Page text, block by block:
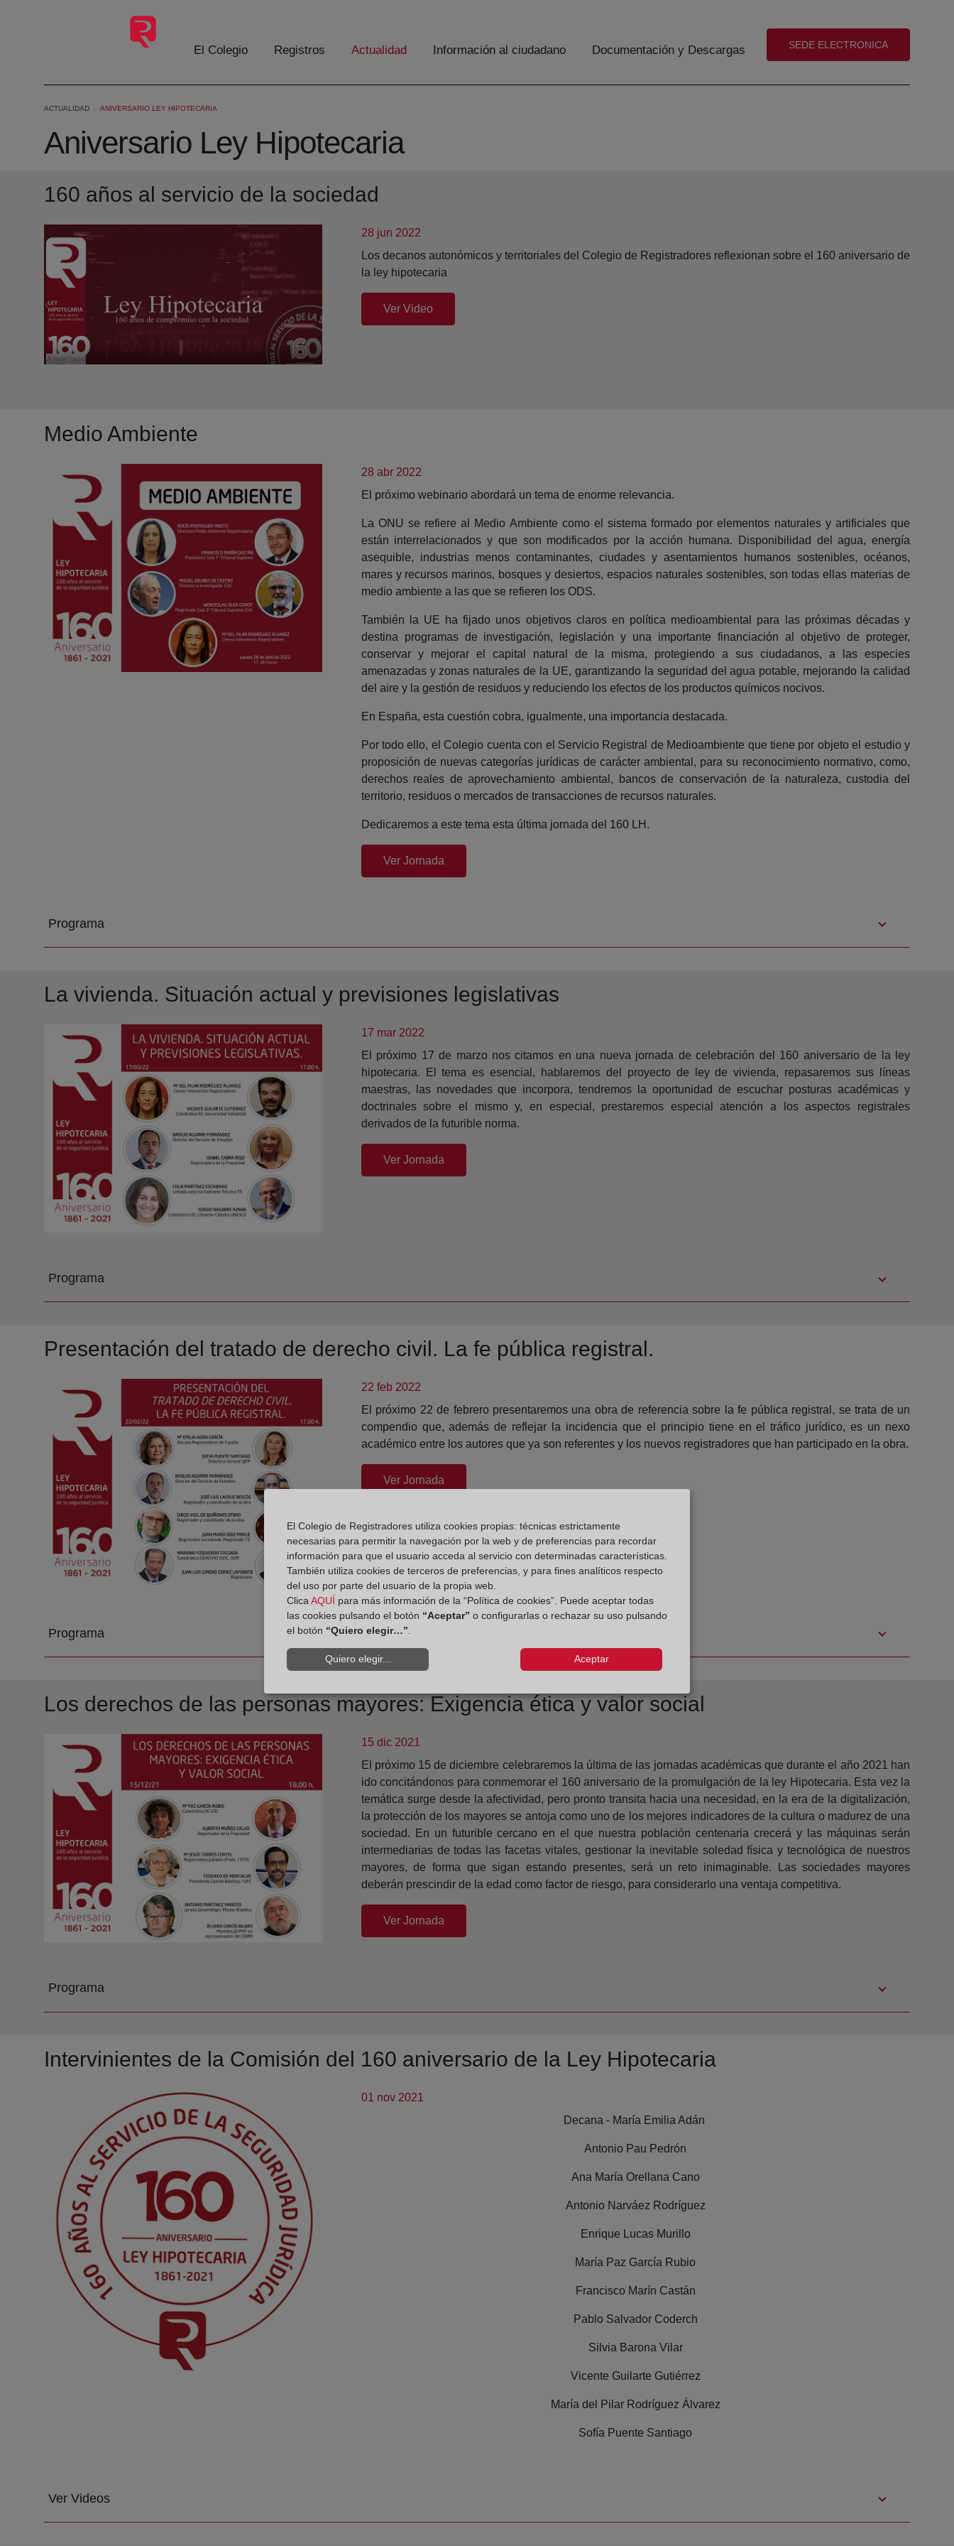
Saltar al contenido principal
El Colegio Registros Actualidad Información al ciudadano Documentación y Descargas (abre en nueva ventana)
SEDE ELECTRONICA
ACTUALIDAD ANIVERSARIO LEY HIPOTECARIA
Aniversario Ley Hipotecaria
160 años al servicio de la sociedad
28 jun 2022
Los decanos autonómicos y territoriales del Colegio de Registradores reflexionan sobre el 160 aniversario de
la ley hipotecaria
(abre en nueva ventana)
Ver Video
Medio Ambiente
28 abr 2022
El próximo webinario abordará un tema de enorme relevancia.
La ONU se refiere al Medio Ambiente como el sistema formado por elementos naturales y artificiales que
están interrelacionados y que son modificados por la acción humana. Disponibilidad del agua, energía
asequible, industrias menos contaminantes, ciudades y asentamientos humanos sostenibles, océanos,
mares y recursos marinos, bosques y desiertos, espacios naturales sostenibles, son todas ellas materias de
medio ambiente a las que se refieren los ODS.
También la UE ha fijado unos objetivos claros en política medioambiental para las próximas décadas y
destina programas de investigación, legislación y una importante financiación al objetivo de proteger,
conservar y mejorar el capital natural de la misma, protegiendo a sus ciudadanos, a las especies
amenazadas y zonas naturales de la UE, garantizando la seguridad del agua potable, mejorando la calidad
del aire y la gestión de residuos y reduciendo los efectos de los productos químicos nocivos.
En España, esta cuestión cobra, igualmente, una importancia destacada.
Por todo ello, el Colegio cuenta con el Servicio Registral de Medioambiente que tiene por objeto el estudio y
proposición de nuevas categorías jurídicas de carácter ambiental, para su reconocimiento normativo, como,
derechos reales de aprovechamiento ambiental, bancos de conservación de la naturaleza, custodia del
territorio, residuos o mercados de transacciones de recursos naturales.
Dedicaremos a este tema esta última jornada del 160 LH.
(abre en nueva ventana)
Ver Jornada
Programa
La vivienda. Situación actual y previsiones legislativas
17 mar 2022
El próximo 17 de marzo nos citamos en una nueva jornada de celebración del 160 aniversario de la ley
hipotecaria. El tema es esencial, hablaremos del proyecto de ley de vivienda, repasaremos sus líneas
maestras, las novedades que incorpora, tendremos la oportunidad de escuchar posturas académicas y
doctrinales sobre el mismo y, en especial, prestaremos especial atención a los aspectos registrales
derivados de la futurible norma.
(abre en nueva ventana)
Ver Jornada
Programa
Presentación del tratado de derecho civil. La fe pública registral.
22 feb 2022
El próximo 22 de febrero presentaremos una obra de referencia sobre la fe pública registral, se trata de un
compendio que, además de reflejar la incidencia que el principio tiene en el tráfico jurídico, es un nexo
académico entre los autores que ya son referentes y los nuevos registradores que han participado en la obra.
(abre en nueva ventana)
Ver Jornada
Programa
Los derechos de las personas mayores: Exigencia ética y valor social
15 dic 2021
El próximo 15 de diciembre celebraremos la última de las jornadas académicas que durante el año 2021 han
ido concitándonos para conmemorar el 160 aniversario de la promulgación de la ley Hipotecaria. Esta vez la
temática surge desde la afectividad, pero pronto transita hacia una necesidad, en la era de la digitalización,
la protección de los mayores se antoja como uno de los mejores indicadores de la cultura o madurez de una
sociedad. En un futurible cercano en el que nuestra población centenaria crecerá y las máquinas serán
intermediarias de todas las facetas vitales, gestionar la inevitable soledad física y tecnológica de nuestros
mayores, de forma que sigan estando presentes, será un reto inimaginable. Las sociedades mayores
deberán prescindir de la edad como factor de riesgo, para considerarlo una ventaja competitiva.
(abre en nueva ventana)
Ver Jornada
Programa
Intervinientes de la Comisión del 160 aniversario de la Ley Hipotecaria
01 nov 2021
Decana - María Emilia Adán
Antonio Pau Pedrón
Ana María Orellana Cano
Antonio Narváez Rodríguez
Enrique Lucas Murillo
María Paz García Rubio
Francisco Marín Castán
Pablo Salvador Coderch
Silvia Barona Vilar
Vicente Guilarte Gutiérrez
María del Pilar Rodríguez Álvarez
Sofía Puente Santiago
Ver Videos
El Colegio de Registradores utiliza cookies propias: técnicas estrictamente
necesarias para permitir la navegación por la web y de preferencias para recordar
información para que el usuario acceda al servicio con determinadas características.
También utiliza cookies de terceros de preferencias, y para fines analíticos respecto
del uso por parte del usuario de la propia web.
Clica AQUÍ para más información de la “Política de cookies”. Puede aceptar todas
las cookies pulsando el botón “Aceptar” o configurarlas o rechazar su uso pulsando
el botón “Quiero elegir…”
Quiero elegir... Aceptar